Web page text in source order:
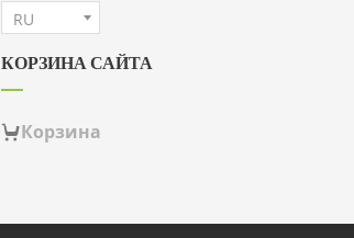
КОРЗИНА САЙТА
Корзина